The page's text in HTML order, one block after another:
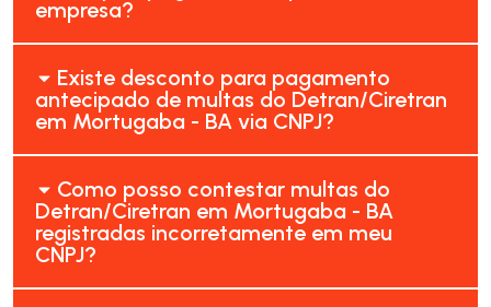
empresa?
Existe desconto para pagamento
antecipado de multas do Detran/Ciretran
em Mortugaba - BA via CNPJ?
Como posso contestar multas do
Detran/Ciretran em Mortugaba - BA
registradas incorretamente em meu
CNPJ?